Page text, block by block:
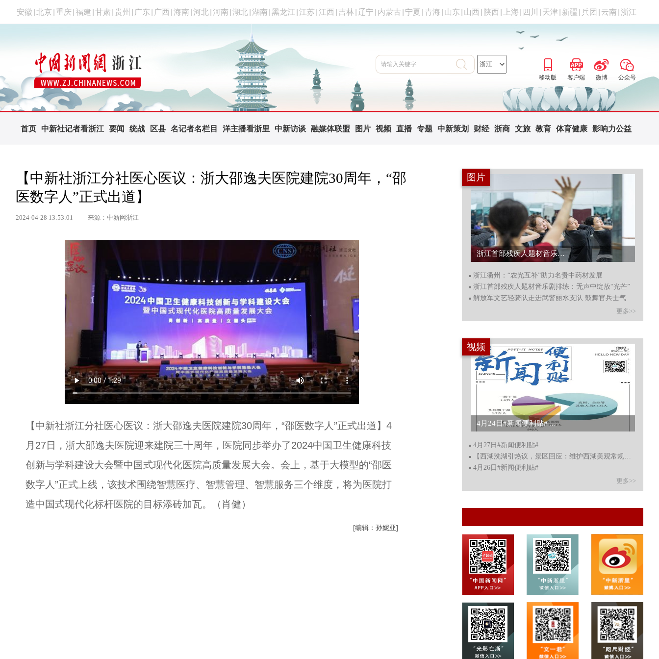
安徽 北京 重庆 福建 甘肃 贵州 广东 广西 海南 河北 河南 湖北 湖南 黑龙江 江苏 江西 吉林 辽宁 内蒙古 宁夏 青海 山东 山西 陕西 上海 四川 天津 新疆 兵团 云南 浙江
移动版 客户端 微博 公众号
首页 中新社记者看浙江 要闻 统战 区县 名记者名栏目 洋主播看浙里 中新访谈 融媒体联盟 图片 视频 直播 专题 中新策划 财经 浙商 文旅 教育 体育健康 影响力公益
【中新社浙江分社医心医议：浙大邵逸夫医院建院30周年，“邵
医数字人”正式出道】
2024-04-28 13:53:01 来源：中新网浙江
【中新社浙江分社医心医议：浙大邵逸夫医院建院30周年，“邵医数字人”正式出道】4
月27日，浙大邵逸夫医院迎来建院三十周年，医院同步举办了2024中国卫生健康科技
创新与学科建设大会暨中国式现代化医院高质量发展大会。会上，基于大模型的“邵医
数字人”正式上线，该技术围绕智慧医疗、智慧管理、智慧服务三个维度，将为医院打
造中国式现代化标杆医院的目标添砖加瓦。（肖健）
[编辑：孙妮亚]
图片
浙江衢州：“农光互补”助力名贵中药材发展...
浙江衢州：“农光互补”助力名贵中药材发展
浙江首部残疾人题材音乐剧排练：无声中绽放“光芒”
解放军文艺轻骑队走进武警丽水支队 鼓舞官兵士气
更多>>
视频
让世界看见孩子们梦想的未来！...
4月27日#新闻便利贴#
【西湖洗湖引热议，景区回应：维护西湖美观常规保洁操作
4月26日#新闻便利贴#
更多>>